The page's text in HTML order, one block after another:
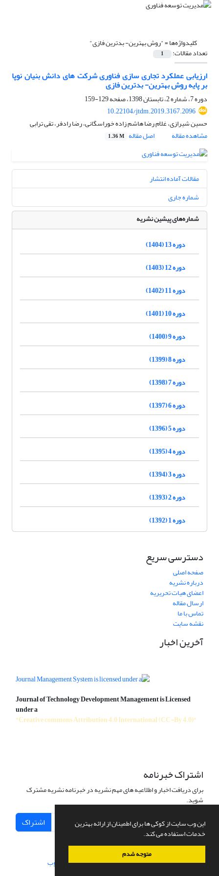
این وب سایت از کوکی ها برای اطمینان از ارائه بهترین
خدمات استفاده می کند.
متوجه شدم
کلیدواژه‌ها ="روش بهترین- بدترین فازی"
تعداد مقالات: 1
ارزیابی عملکرد تجاری سازی فناوری شرکت های دانش بنیان نوپا
بر پایه روش بهترین- بدترین فازی
دوره 7، شماره 2، تابستان 1398، صفحه
129-159
10.22104/jtdm.2019.3167.2096
حسین شیرازی، غلام رضا هاشم زاده خوراسگانی، رضا رادفر، تقی ترابی
مشاهده مقاله
اصل مقاله 1.36 M
مقالات آماده انتشار
شماره جاری
شماره‌های پیشین نشریه
دوره 13 (1404)
دوره 12 (1403)
دوره 11 (1402)
دوره 10 (1401)
دوره 9 (1400)
دوره 8 (1399)
دوره 7 (1398)
دوره 6 (1397)
دوره 5 (1396)
دوره 4 (1395)
دوره 3 (1394)
دوره 2 (1393)
دوره 1 (1392)
دسترسی سریع
صفحه اصلی
درباره نشریه
اعضای هیات تحریریه
ارسال مقاله
تماس با ما
نقشه سایت
آخرین اخبار
Journal of Technology Development Management is Licensed
under a
"Creative commons Attribution 4.0 International (CC-By 4.0)"
اشتراک خبرنامه
برای دریافت اخبار و اطلاعیه های مهم نشریه در خبرنامه نشریه مشترک
شوید.
اشتراک
سامانه مدیریت نشریات علمی.طراحی و پیاده سازی از سیناوب